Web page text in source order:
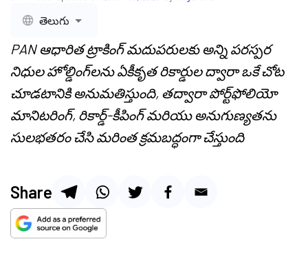
తెలుగు
PAN ఆధారిత ట్రాకింగ్ మదుపరులకు అన్ని పరస్పర
నిధుల హోల్డింగ్‌లను ఏకీకృత రికార్డుల ద్వారా ఒకే చోట
చూడటానికి అనుమతిస్తుంది, తద్వారా పోర్ట్‌ఫోలియో
మానిటరింగ్, రికార్డ్-కీపింగ్ మరియు అనుగుణ్యతను
సులభతరం చేసి మరింత క్రమబద్ధంగా చేస్తుంది
Share